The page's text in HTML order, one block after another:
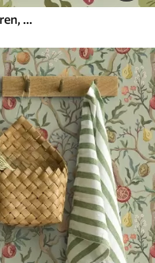
Tapeten Blühender Garten mit Beeren, Trauben und Wildblumen